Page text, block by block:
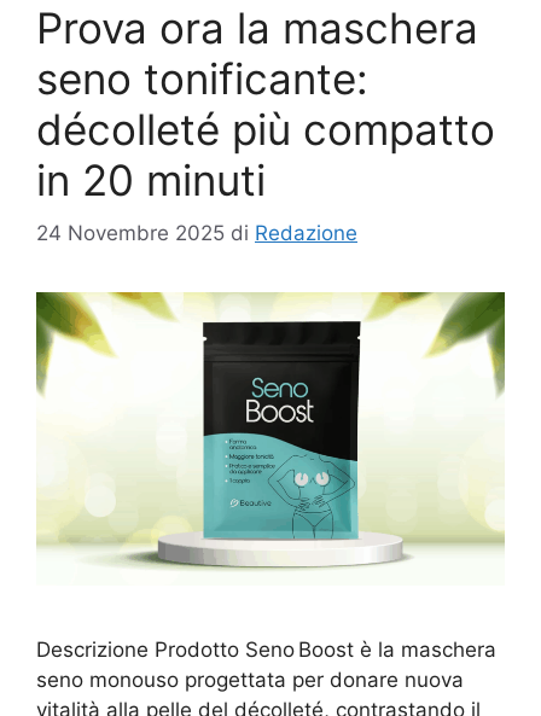
Prova ora la maschera
seno tonificante:
décolleté più compatto
in 20 minuti
24 Novembre 2025 di Redazione
Descrizione Prodotto Seno Boost è la maschera
seno monouso progettata per donare nuova
vitalità alla pelle del décolleté, contrastando il